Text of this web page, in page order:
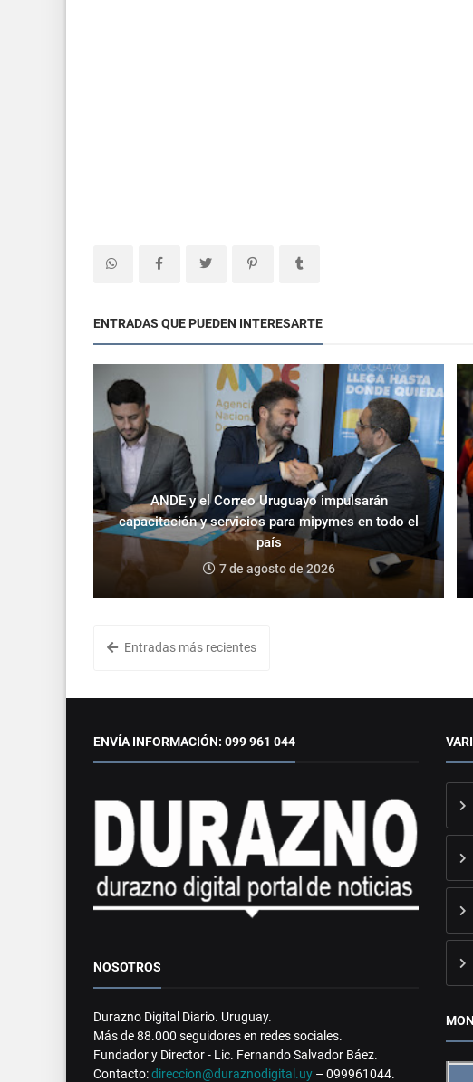
ENTRADAS QUE PUEDEN INTERESARTE
ANDE y el Correo Uruguayo impulsarán
capacitación y servicios para mipymes en todo el
país
7 de agosto de 2026
Entradas más recientes
ENVÍA INFORMACIÓN: 099 961 044
NOSOTROS
Durazno Digital Diario. Uruguay.
Más de 88.000 seguidores en redes sociales.
Fundador y Director - Lic. Fernando Salvador Báez.
Contacto:direccion@duraznodigital.uy – 099961044.